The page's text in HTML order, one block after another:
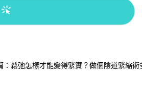
：鬆弛怎樣才能變得緊實？做個陰道緊縮術